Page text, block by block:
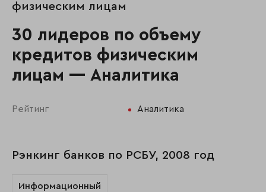
физическим лицам
30 лидеров по объему
кредитов физическим
лицам — Аналитика
Рейтинг Аналитика
Рэнкинг банков по РСБУ, 2008 год
Информационный